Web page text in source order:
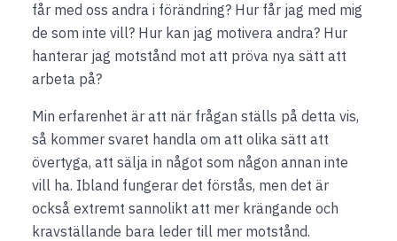
får med oss andra i förändring? Hur får jag med mig
de som inte vill? Hur kan jag motivera andra? Hur
hanterar jag motstånd mot att pröva nya sätt att
arbeta på?
Min erfarenhet är att när frågan ställs på detta vis,
så kommer svaret handla om att olika sätt att
övertyga, att sälja in något som någon annan inte
vill ha. Ibland fungerar det förstås, men det är
också extremt sannolikt att mer krängande och
kravställande bara leder till mer motstånd.